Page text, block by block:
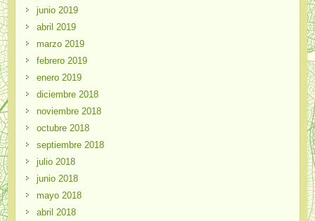
junio 2019
abril 2019
marzo 2019
febrero 2019
enero 2019
diciembre 2018
noviembre 2018
octubre 2018
septiembre 2018
julio 2018
junio 2018
mayo 2018
abril 2018